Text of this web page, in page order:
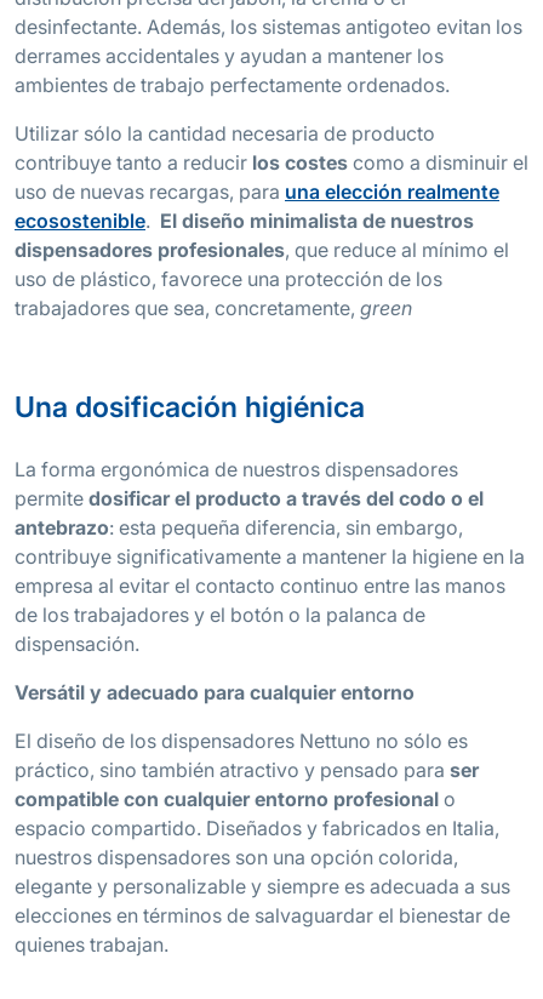
desinfectante. Además, los sistemas antigoteo evitan los
derrames accidentales y ayudan a mantener los
ambientes de trabajo perfectamente ordenados.
Utilizar sólo la cantidad necesaria de producto
contribuye tanto a reducir los costes como a disminuir el
uso de nuevas recargas, para una elección realmente
ecosostenible. El diseño minimalista de nuestros
dispensadores profesionales, que reduce al mínimo el
uso de plástico, favorece una protección de los
trabajadores que sea, concretamente, green
Una dosificación higiénica
La forma ergonómica de nuestros dispensadores
permite dosificar el producto a través del codo o el
antebrazo: esta pequeña diferencia, sin embargo,
contribuye significativamente a mantener la higiene en la
empresa al evitar el contacto continuo entre las manos
de los trabajadores y el botón o la palanca de
dispensación.
Versátil y adecuado para cualquier entorno
El diseño de los dispensadores Nettuno no sólo es
práctico, sino también atractivo y pensado para ser
compatible con cualquier entorno profesional o
espacio compartido. Diseñados y fabricados en Italia,
nuestros dispensadores son una opción colorida,
elegante y personalizable y siempre es adecuada a sus
elecciones en términos de salvaguardar el bienestar de
quienes trabajan.